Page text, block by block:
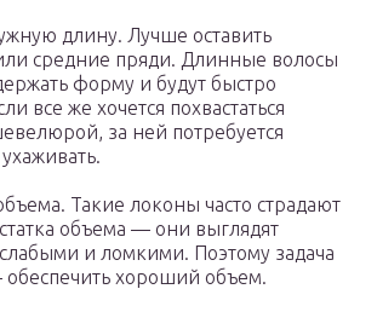
длину. Лучше оставить
средние пряди. Длинные волосы
форму и будут быстро
все же хочется похвастаться
за ней потребуется
Такие локоны часто страдают
объема — они выглядят
и ломкими. Поэтому задача
хороший объем.